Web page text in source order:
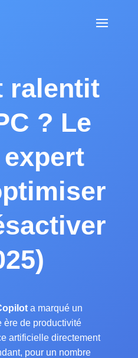
ralentit
? Le
a marqué un
ère de productivité
artificielle directement
pour un nombre